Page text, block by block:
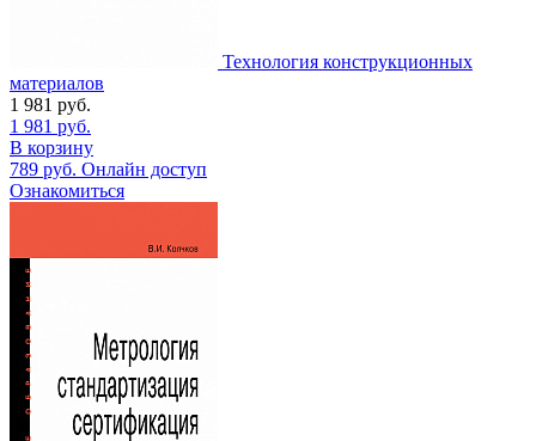
Технология конструкционных
материалов
1 981 руб.
1 981 руб.
В корзину
789 руб. Онлайн доступ
Ознакомиться